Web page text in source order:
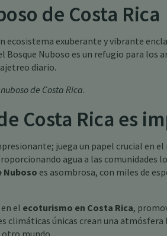
de Costa Rica
ecosistema exuberante y vibrante
Nuboso es un refugio para los
diario.
de Costa Rica.
Costa Rica es
juega un papel crucial en
agua a las comunidades
Nuboso es asombrosa, con miles de
el ecoturismo en Costa Rica,
únicas crean una atmósfera
otro mundo.